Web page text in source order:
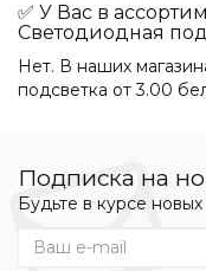
✅ У Вас в
Светодиодная
Нет. В наших
подсветка от 3.00
Подписка на
Будьте в курсе